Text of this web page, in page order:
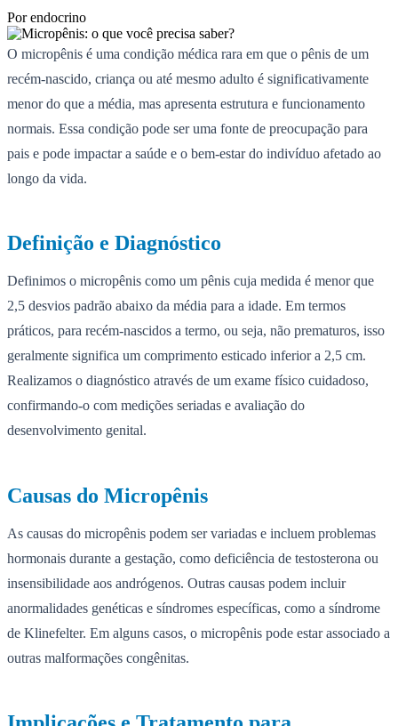
Porendocrino
O micropênis é uma condição médica rara em que o pênis de um
recém-nascido, criança ou até mesmo adulto é significativamente
menor do que a média, mas apresenta estrutura e funcionamento
normais. Essa condição pode ser uma fonte de preocupação para
pais e pode impactar a saúde e o bem-estar do indivíduo afetado ao
longo da vida.
Definição e Diagnóstico
Definimos o micropênis como um pênis cuja medida é menor que
2,5 desvios padrão abaixo da média para a idade. Em termos
práticos, para recém-nascidos a termo, ou seja, não prematuros, isso
geralmente significa um comprimento esticado inferior a 2,5 cm.
Realizamos o diagnóstico através de um exame físico cuidadoso,
confirmando-o com medições seriadas e avaliação do
desenvolvimento genital.
Causas do Micropênis
As causas do micropênis podem ser variadas e incluem problemas
hormonais durante a gestação, como deficiência de testosterona ou
insensibilidade aos andrógenos. Outras causas podem incluir
anormalidades genéticas e síndromes específicas, como a síndrome
de Klinefelter. Em alguns casos, o micropênis pode estar associado a
outras malformações congênitas.